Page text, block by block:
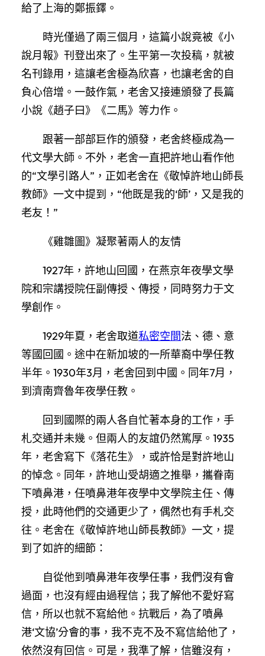
給了上海的鄭振鐸。
時光僅過了兩三個月，這篇小說竟被《小
說月報》刊登出來了。生平第一次投稿，就被
名刊錄用，這讓老舍極為欣喜，也讓老舍的自
負心倍增。一鼓作氣，老舍又接連頒發了長篇
小說《趙子曰》《二馬》等力作。
跟著一部部巨作的頒發，老舍終極成為一
代文學大師。不外，老舍一直把許地山看作他
的“文學引路人”，正如老舍在《敬悼許地山師長
教師》一文中提到，“他既是我的‘師’，又是我的
老友！”
《雞雛圖》凝聚著兩人的友情
1927年，許地山回國，在燕京年夜學文學
院和宗講授院任副傳授、傳授，同時努力于文
學創作。
1929年夏，老舍取道私密空間法、德、意
等國回國。途中在新加坡的一所華裔中學任教
半年。1930年3月，老舍回到中國。同年7月，
到濟南齊魯年夜學任教。
回到國際的兩人各自忙著本身的工作，手
札交通并未幾。但兩人的友誼仍然篤厚。1935
年，老舍寫下《落花生》，或許恰是對許地山
的悼念。同年，許地山受胡適之推舉，攜眷南
下噴鼻港，任噴鼻港年夜學中文學院主任、傳
授，此時他們的交通更少了，偶然也有手札交
往。老舍在《敬悼許地山師長教師》一文，提
到了如許的細節：
自從他到噴鼻港年夜學任事，我們沒有會
過面，也沒有經由過程信；我了解他不愛好寫
信，所以也就不寫給他。抗戰后，為了噴鼻
港‘文協’分會的事，我不克不及不寫信給他了，
依然沒有回信。可是，我準了解，信雖沒有，